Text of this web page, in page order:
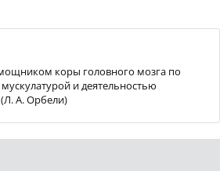
коры головного мозга по
и деятельностью
А. Орбели)